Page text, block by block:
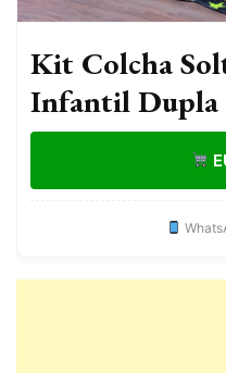
Kit Colcha
Infantil Dupla
Roupa de
Menino